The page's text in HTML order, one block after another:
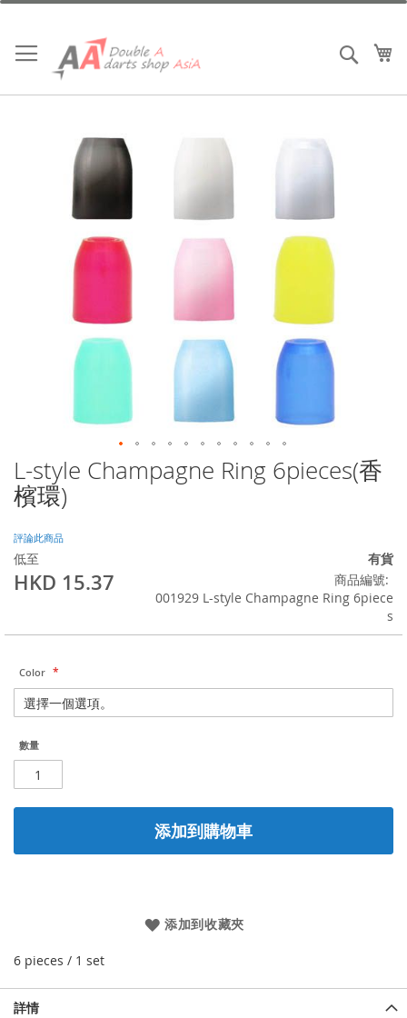
跳
內
容
搜索
L-style Champagne Ring 6pieces(香
檳環)
評論此商品
低至
HKD 15.37
有貨
商品編號
001929 L-style Champagne Ring 6piece
s
Color
數量
添加到購物車
添加到收藏夾
6 pieces / 1 set
Skip
to
the
of
the
images
gallery
詳情